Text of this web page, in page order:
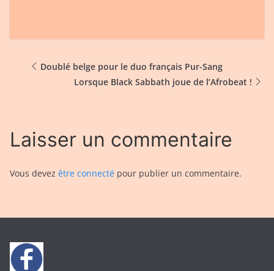
Doublé belge pour le duo français Pur-Sang
Lorsque Black Sabbath joue de l’Afrobeat !
Laisser un commentaire
Vous devez être connecté pour publier un commentaire.